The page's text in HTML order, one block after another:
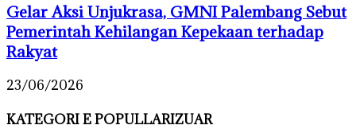
Gelar Aksi Unjukrasa, GMNI Palembang Sebut
Pemerintah Kehilangan Kepekaan terhadap
Rakyat
23/06/2026
KATEGORI E POPULLARIZUAR